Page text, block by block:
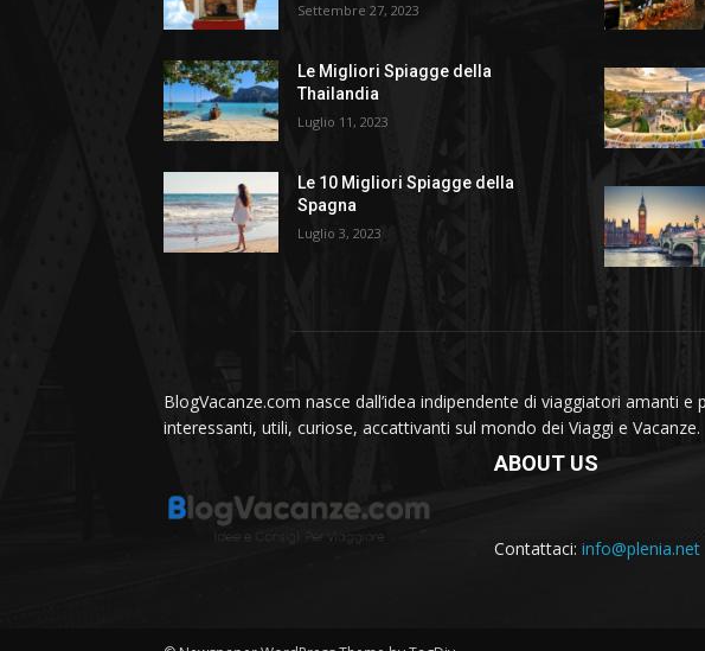
Settembre 27, 2023
Le Migliori Spiagge della
Thailandia
Luglio 11, 2023
Le 10 Migliori Spiagge della
Spagna
Luglio 3, 2023
BlogVacanze.com nasce dall’idea indipendente di viaggiatori amanti
interessanti, utili, curiose, accattivanti sul mondo dei Viaggi e Vacanze.
ABOUT US
Contattaci: info@plenia.net